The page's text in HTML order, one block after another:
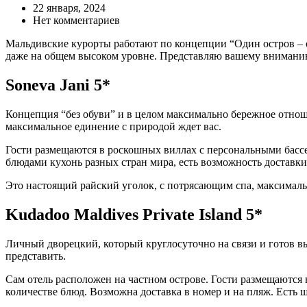
22 января, 2024
Нет комментариев
Мальдивские курорты работают по концепции “Один остров –
даже на общем высоком уровне. Представляю вашему
Soneva Jani 5*
Концепция “без обуви” и в целом максимально бережное
максимальное единение с природой ждет вас.
Гости размещаются в роскошных виллах с персональными
блюдами кухонь разных стран мира, есть возможность
Это настоящий райский уголок, с потрясающим спа,
Kudadoo Maldives Private Island 5*
Личный дворецкий, который круглосуточно на связи и готов
представить.
Сам отель расположен на частном острове. Гости
количестве блюд. Возможна доставка в номер и на пляж.